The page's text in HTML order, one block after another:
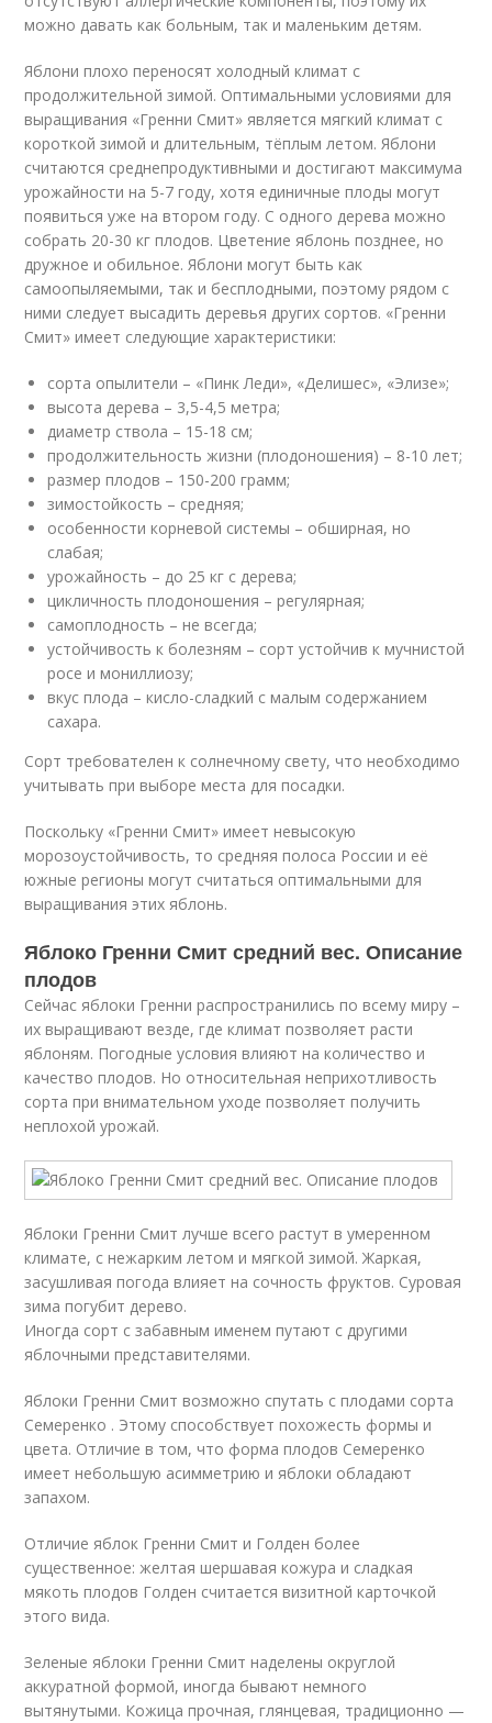
можно давать как больным, так и маленьким детям.
Яблони плохо переносят холодный климат с
продолжительной зимой. Оптимальными условиями для
выращивания «Гренни Смит» является мягкий климат с
короткой зимой и длительным, тёплым летом. Яблони
считаются среднепродуктивными и достигают максимума
урожайности на 5-7 году, хотя единичные плоды могут
появиться уже на втором году. С одного дерева можно
собрать 20-30 кг плодов. Цветение яблонь позднее, но
дружное и обильное. Яблони могут быть как
самоопыляемыми, так и бесплодными, поэтому рядом с
ними следует высадить деревья других сортов. «Гренни
Смит» имеет следующие характеристики:
сорта опылители – «Пинк Леди», «Делишес», «Элизе»;
высота дерева – 3,5-4,5 метра;
диаметр ствола – 15-18 см;
продолжительность жизни (плодоношения) – 8-10 лет;
размер плодов – 150-200 грамм;
зимостойкость – средняя;
особенности корневой системы – обширная, но
слабая;
урожайность – до 25 кг с дерева;
цикличность плодоношения – регулярная;
самоплодность – не всегда;
устойчивость к болезням – сорт устойчив к мучнистой
росе и мониллиозу;
вкус плода – кисло-сладкий с малым содержанием
сахара.
Сорт требователен к солнечному свету, что необходимо
учитывать при выборе места для посадки.
Поскольку «Гренни Смит» имеет невысокую
морозоустойчивость, то средняя полоса России и её
южные регионы могут считаться оптимальными для
выращивания этих яблонь.
Яблоко Гренни Смит средний вес. Описание
плодов
Сейчас яблоки Гренни распространились по всему миру –
их выращивают везде, где климат позволяет расти
яблоням. Погодные условия влияют на количество и
качество плодов. Но относительная неприхотливость
сорта при внимательном уходе позволяет получить
неплохой урожай.
Яблоки Гренни Смит лучше всего растут в умеренном
климате, с нежарким летом и мягкой зимой. Жаркая,
засушливая погода влияет на сочность фруктов. Суровая
зима погубит дерево.
Иногда сорт с забавным именем путают с другими
яблочными представителями.
Яблоки Гренни Смит возможно спутать с плодами сорта
Семеренко . Этому способствует похожесть формы и
цвета. Отличие в том, что форма плодов Семеренко
имеет небольшую асимметрию и яблоки обладают
запахом.
Отличие яблок Гренни Смит и Голден более
существенное: желтая шершавая кожура и сладкая
мякоть плодов Голден считается визитной карточкой
этого вида.
Зеленые яблоки Гренни Смит наделены округлой
аккуратной формой, иногда бывают немного
вытянутыми. Кожица прочная, глянцевая, традиционно —